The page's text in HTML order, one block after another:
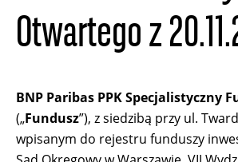
Otwartego z
BNP Paribas PPK Specjalistyczny
(„Fundusz”), z siedzibą przy ul.
wpisanym do rejestru funduszy